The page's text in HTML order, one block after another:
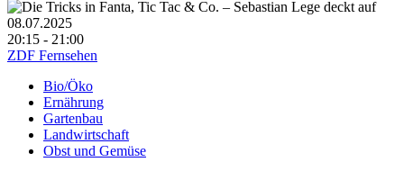
08.07.2025
20:15 - 21:00
ZDF Fernsehen
Bio/Öko
Ernährung
Gartenbau
Landwirtschaft
Obst und Gemüse